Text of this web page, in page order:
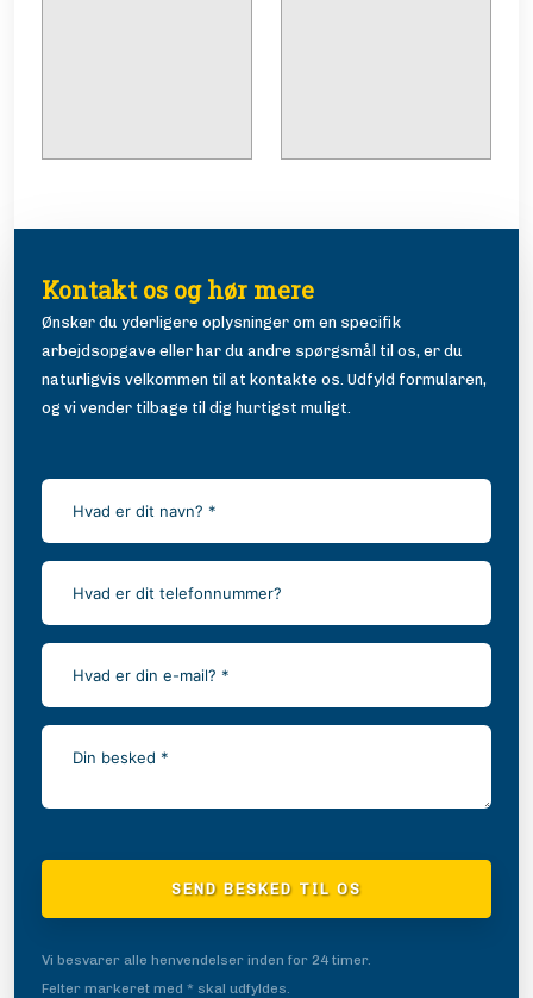
Kontakt os ​og hør mere
Ønsker du yderligere oplysninger om en specifik
arbejdsopgave eller har du andre spørgsmål til os, er du
naturligvis velkommen til at kontakte os. Udfyld formularen,
og vi vender tilbage til dig hurtigst muligt.
Vi besvarer alle henvendelser inden for 24 timer.
Felter markeret med * skal udfyldes.​​